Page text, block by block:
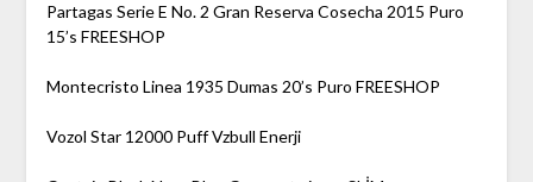
Partagas Serie E No. 2 Gran Reserva Cosecha 2015 Puro
15’s FREESHOP
Montecristo Linea 1935 Dumas 20’s Puro FREESHOP
Vozol Star 12000 Puff Vzbull Enerji